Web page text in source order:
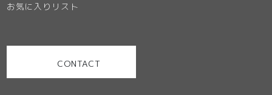
お気に入りリスト
CONTACT